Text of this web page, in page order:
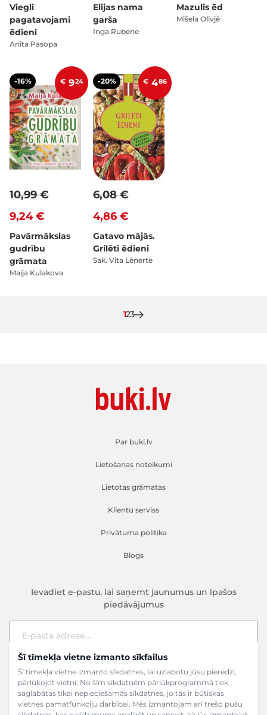
Šī tīmekļa vietne izmanto sīkfailus
Šī tīmekļa vietne izmanto sīkdatnes, lai uzlabotu jūsu pieredzi,
pārlūkojot vietni. No šīm sīkdatnēm pārlūkprogrammā tiek
saglabātas tikai nepieciešamās sīkdatnes, jo tās ir būtiskas
vietnes pamatfunkciju darbībai. Mēs izmantojam arī trešo pušu
Viegli
pagatavojami
ēdieni
Anita Pasopa
Elijas nama
garša
Inga Rubene
Mazulis ēd
Mišela Olivjē
-16% € 924
9,24 €
10,99 €
Pavārmākslas
gudrību
grāmata
Maija Kulakova
-20% € 486
4,86 €
6,08 €
Gatavo mājās.
Grilēti ēdieni
Sak. Vita Lēnerte
Pašlaik lasāt lapu
1Lapa
2Lapa
3
Par buki.lv
Lietošanas noteikumi
Lietotas grāmatas
Klientu serviss
Privātuma politika
Blogs
Ievadiet e-pastu, lai saņemt jaunumus un īpašos
piedāvājumus
E-pasta adrese
Pieteikties